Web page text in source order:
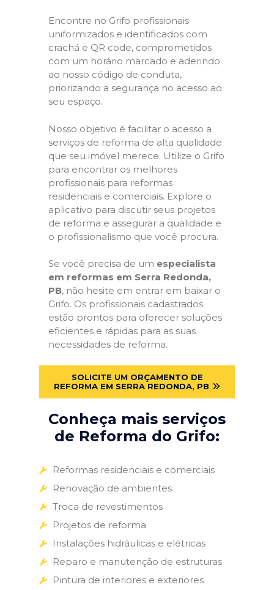
Encontre no Grifo profissionais
uniformizados e identificados com
crachá e QR code, comprometidos
com um horário marcado e aderindo
ao nosso código de conduta,
priorizando a segurança no acesso ao
seu espaço.
Nosso objetivo é facilitar o acesso a
serviços de reforma de alta qualidade
que seu imóvel merece. Utilize o Grifo
para encontrar os melhores
profissionais para reformas
residenciais e comerciais. Explore o
aplicativo para discutir seus projetos
de reforma e assegurar a qualidade e
o profissionalismo que você procura.
Se você precisa de um especialista
em reformas em Serra Redonda,
PB, não hesite em entrar em baixar o
Grifo. Os profissionais cadastrados
estão prontos para oferecer soluções
eficientes e rápidas para as suas
necessidades de reforma.
SOLICITE UM ORÇAMENTO DE
REFORMA EM SERRA REDONDA, PB
Conheça mais serviços
de Reforma do Grifo:
Reformas residenciais e comerciais
Renovação de ambientes
Troca de revestimentos
Projetos de reforma
Instalações hidráulicas e elétricas
Reparo e manutenção de estruturas
Pintura de interiores e exteriores